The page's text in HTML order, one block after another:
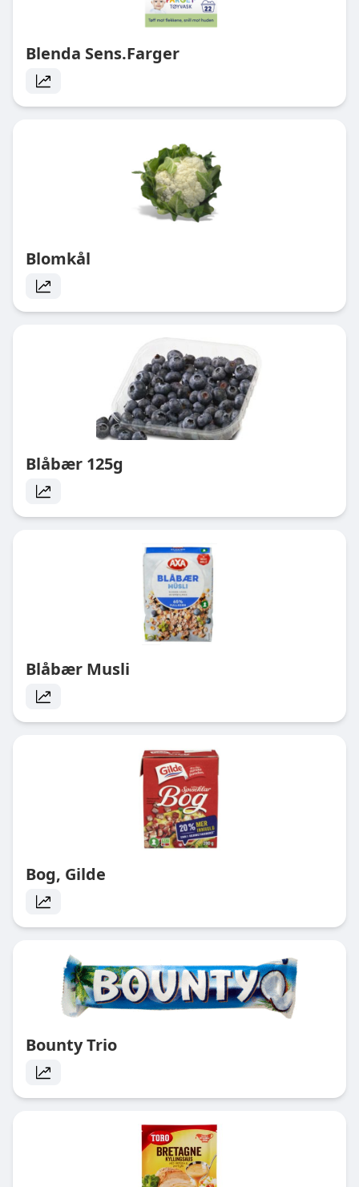
Blenda Sens.Farger
Blomkål
Blåbær 125g
Blåbær Musli
Bog, Gilde
Bounty Trio